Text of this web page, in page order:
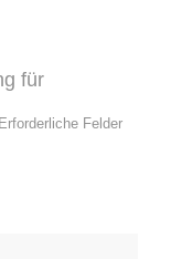
für
Erforderliche Felder